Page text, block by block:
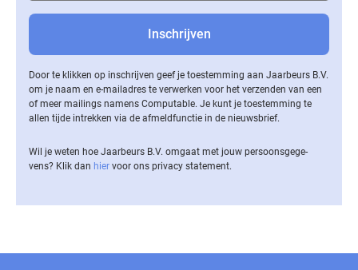
Door te klikken op inschrijven geef je toestemming aan Jaarbeurs B.V.
om je naam en e-mailadres te verwerken voor het verzenden van een
of meer mailings namens Computable. Je kunt je toestemming te
allen tijde intrekken via de af­meld­func­tie in de nieuwsbrief.
Wil je weten hoe Jaarbeurs B.V. omgaat met jouw per­soons­ge­ge­
vens? Klik dan hier voor ons privacy statement.